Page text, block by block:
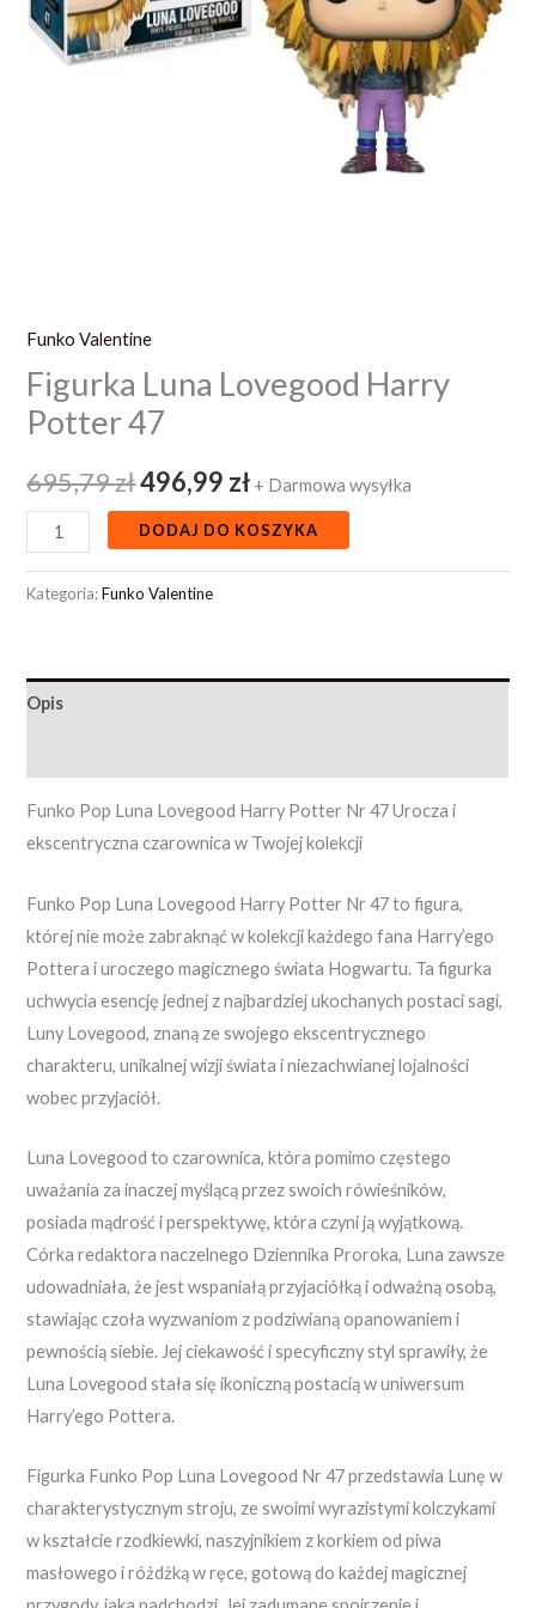
Funko Valentine
Figurka Luna Lovegood Harry
Potter 47
695,79zł496,99 zł + Darmowa wysyłka
DODAJ DO KOSZYKA
Kategoria:Funko Valentine
Opis
Funko Pop Luna Lovegood Harry Potter Nr 47 Urocza i
ekscentryczna czarownica w Twojej kolekcji
Funko Pop Luna Lovegood Harry Potter Nr 47 to figura,
której nie może zabraknąć w kolekcji każdego fana Harry’ego
Pottera i uroczego magicznego świata Hogwartu. Ta figurka
uchwycia esencję jednej z najbardziej ukochanych postaci sagi,
Luny Lovegood, znaną ze swojego ekscentrycznego
charakteru, unikalnej wizji świata i niezachwianej lojalności
wobec przyjaciół.
Luna Lovegood to czarownica, która pomimo częstego
uważania za inaczej myślącą przez swoich rówieśników,
posiada mądrość i perspektywę, która czyni ją wyjątkową.
Córka redaktora naczelnego Dziennika Proroka, Luna zawsze
udowadniała, że jest wspaniałą przyjaciółką i odważną osobą,
stawiając czoła wyzwaniom z podziwianą opanowaniem i
pewnością siebie. Jej ciekawość i specyficzny styl sprawiły, że
Luna Lovegood stała się ikoniczną postacią w uniwersum
Harry’ego Pottera.
Figurka Funko Pop Luna Lovegood Nr 47 przedstawia Lunę w
charakterystycznym stroju, ze swoimi wyrazistymi kolczykami
w kształcie rzodkiewki, naszyjnikiem z korkiem od piwa
masłowego i różdżką w ręce, gotową do każdej magicznej